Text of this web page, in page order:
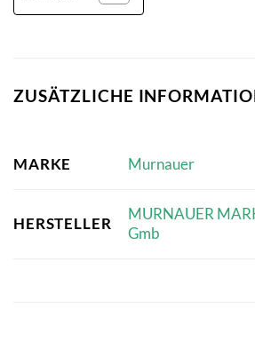
ZUSÄTZLICHE
MARKE Murnauer
HERSTELLER
MURNAUER
Gmb